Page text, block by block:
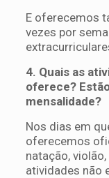
E oferecemos
vezes por
4. Quais as
oferece?
mensalidade?
Nos dias em
oferecemos
natação,
atividades não